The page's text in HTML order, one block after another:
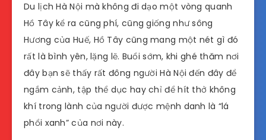
Du lịch Hà Nội mà không đi dạo một vòng quanh
Hồ Tây kể ra cũng phí, cũng giống như sông
Hương của Huế, Hồ Tây cũng mang một nét gì đó
rất là bình yên, lặng lẽ. Buổi sớm, khi ghé thăm nơi
đây bạn sẽ thấy rất đông người Hà Nội đến đây để
ngắm cảnh, tập thể dục hay chỉ để hít thở không
khí trong lành của người được mệnh danh là “lá
phổi xanh” của nơi này.